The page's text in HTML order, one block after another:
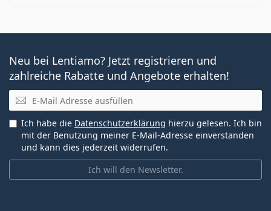
Neu bei Lentiamo? Jetzt registrieren und
zahlreiche Rabatte und Angebote erhalten!
E-Mail
Ich will den Newsletter.
Ich habe die Datenschutzerklärung hierzu gelesen. Ich bin
mit der Benutzung meiner E-Mail-Adresse einverstanden
und kann dies jederzeit widerrufen.